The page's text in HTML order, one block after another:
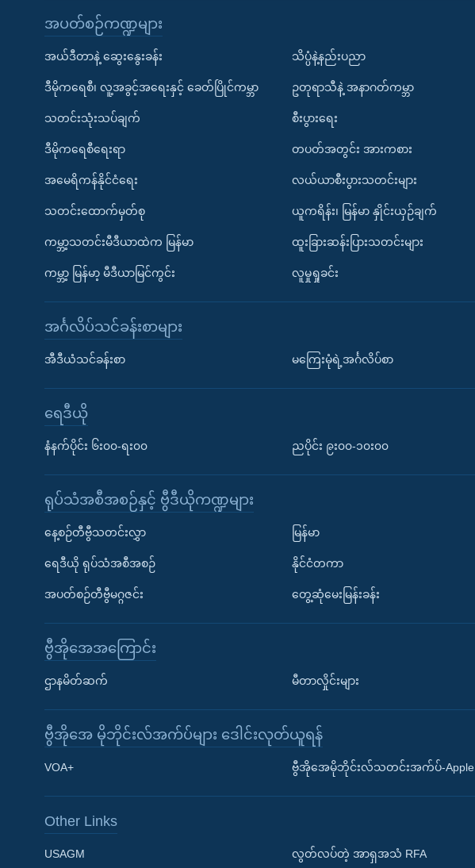
Learning English
အပတ်စဉ်ကဏ္ဍများ
အယ်ဒီတာနဲ့ ဆွေးနွေးခန်း
ဒီမိုကရေစီ၊ လူ့အခွင့်အရေးနှင့် ခေတ်ပြိုင်ကမ္ဘာ
သတင်းသုံးသပ်ချက်
ဒီမိုကရေစီရေးရာ
အမေရိကန်နိုင်ငံရေး
သတင်းထောက်မှတ်စု
ကမ္ဘာ့သတင်းမီဒီယာထဲက မြန်မာ
ကမ္ဘာ့ မြန်မာ့ မီဒီယာမြင်ကွင်း
သိပ္ပံနဲ့နည်းပညာ
ဥတုရာသီနဲ့ အနာဂတ်ကမ္ဘာ
စီးပွားရေး
တပတ်အတွင်း အားကစား
လယ်ယာစီးပွားသတင်းများ
ယူကရိန်း၊ မြန်မာ နှိုင်းယှဉ်ချက်
ထူးခြားဆန်းပြားသတင်းများ
လူမှုရှုခင်း
အင်္ဂလိပ်သင်ခန်းစာများ
အီဒီယံသင်ခန်းစာ မကြေးမုံရဲ့အင်္ဂလိပ်စာ
ရေဒီယို
နံနက်ပိုင်း ၆း၀၀-ရး၀၀ ညပိုင်း ၉း၀၀-၁၀း၀၀
ရုပ်သံအစီအစဉ်နှင့် ဗွီဒီယိုကဏ္ဍများ
နေ့စဉ်တီဗွီသတင်းလွှာ
ရေဒီယို ရုပ်သံအစီအစဉ်
အပတ်စဉ်တီဗွီမဂ္ဂဇင်း
မြန်မာ
နိုင်ငံတကာ
တွေ့ဆုံမေးမြန်းခန်း
ဗွီအိုအေအကြောင်း
ဌာနမိတ်ဆက် မီတာလှိုင်းများ
ဗွီအိုအေ မိုဘိုင်းလ်အက်ပ်များ ဒေါင်းလုတ်ယူရန်
VOA+ ဗွီအိုအေမိုဘိုင်းလ်သတင်းအက်ပ်-Apple
Other Links
USAGM လွတ်လပ်တဲ့ အာရှအသံ RFA